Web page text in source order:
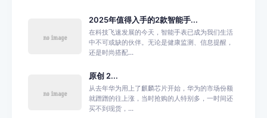
2025年值得入手的2款智能手...
在科技飞速发展的今天，智能手表已成为我们生活
中不可或缺的伙伴。无论是健康监测、信息提醒，
还是时尚搭配...
原创 2...
从去年华为用上了麒麟芯片开始，华为的市场份额
就蹭蹭的往上涨，当时抢购的人特别多，一时间还
买不到现货，...